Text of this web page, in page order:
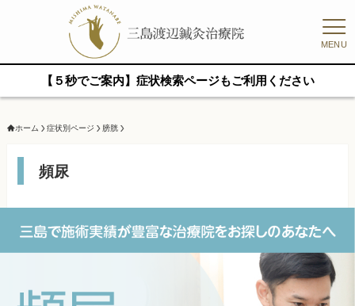
MENU
【５秒でご案内】症状検索ページもご利用ください
ホーム 症状別ページ 膀胱
頻尿